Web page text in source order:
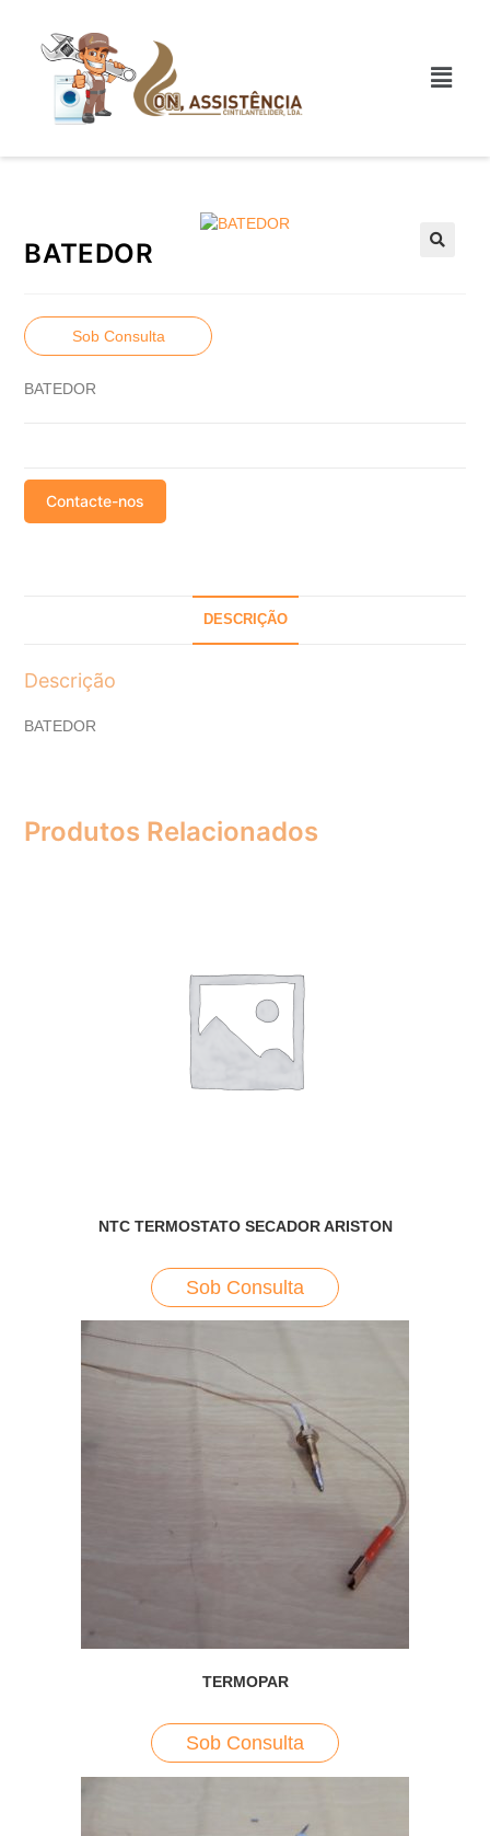
BATEDOR
Sob Consulta
BATEDOR
Contacte-nos
DESCRIÇÃO
Descrição
BATEDOR
Produtos Relacionados
NTC TERMOSTATO SECADOR ARISTON
Sob Consulta
TERMOPAR
Sob Consulta